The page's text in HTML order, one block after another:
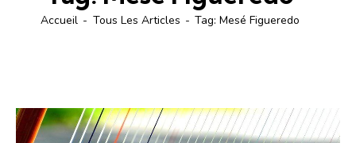
Accueil Tous Les Articles Tag: Mesé Figueredo